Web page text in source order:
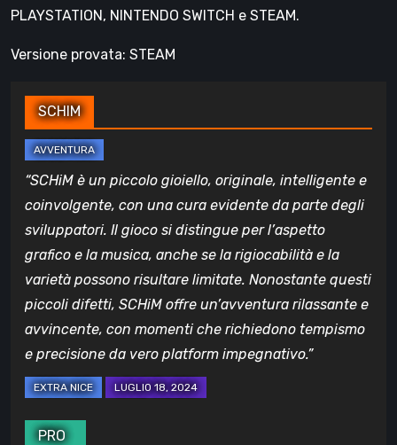
PLAYSTATION, NINTENDO SWITCH e STEAM.
Versione provata: STEAM
SCHIM
“SCHiM è un piccolo gioiello, originale, intelligente e
coinvolgente, con una cura evidente da parte degli
sviluppatori. Il gioco si distingue per l’aspetto
grafico e la musica, anche se la rigiocabilità e la
varietà possono risultare limitate. Nonostante questi
piccoli difetti, SCHiM offre un’avventura rilassante e
avvincente, con momenti che richiedono tempismo
e precisione da vero platform impegnativo.”
PRO